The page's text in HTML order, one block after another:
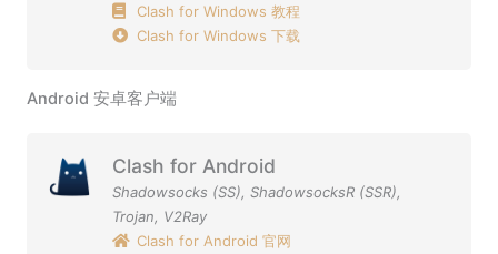
Clash for Windows 教程
Clash for Windows 下载
Android 安卓客户端
Clash for Android
Shadowsocks (SS), ShadowsocksR (SSR),
Trojan, V2Ray
Clash for Android 官网